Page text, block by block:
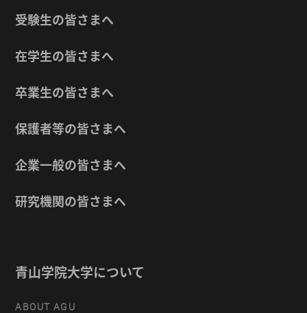
受験生の皆さまへ
在学生の皆さまへ
卒業生の皆さまへ
保護者等の皆さまへ
企業一般の皆さまへ
研究機関の皆さまへ
青山学院大学について
ABOUT AGU